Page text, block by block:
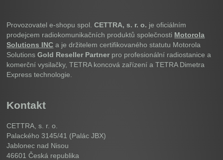
Provozovatel e-shopu spol.CETTRA, s. r. o. je oficiálním
prodejcem radiokomunikačních produktů společnosti Motorola
Solutions INC a je držitelem certifikovaného statutu Motorola
SolutionsGold Reseller Partner pro profesionální radiostanice a
komerční vysilačky, TETRA koncová zařízení a TETRA Dimetra
Express technologie.
Kontakt
CETTRA, s. r. o.
Palackého 3145/41 (Palác JBX)
Jablonec nad Nisou
46601Česká republika